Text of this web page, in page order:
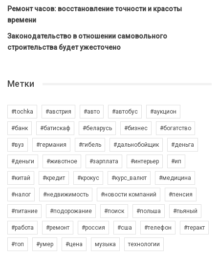
Ремонт часов: восстановление точности и красоты
времени
Законодательство в отношении самовольного
строительства будет ужесточено
Метки
#tochka #австрия #авто #автобус #аукцион
#банк #батискаф #беларусь #бизнес #богатство
#вуз #германия #гибель #дальнобойщик #деньга
#деньги #животное #зарплата #интерьер #ип
#китай #кредит #крокус #курс_валют #медицина
#налог #недвижимость #новости компаний #пенсия
#питание #подорожание #поиск #польша #пьяный
#работа #ремонт #россия #сша #телефон #теракт
#топ #умер #цена музыка технологии